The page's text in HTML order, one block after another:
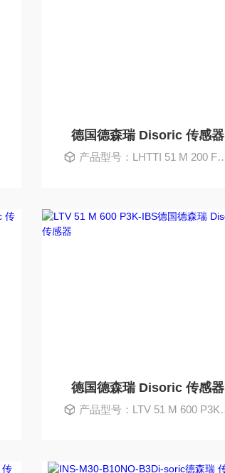
德国德森瑞 Disoric 传感器
产品型号：LHTTI 51 M 200 FG3-B4
德国德森瑞 Disoric 传感器
产品型号：LTV 51 M 600 P3K-IBS